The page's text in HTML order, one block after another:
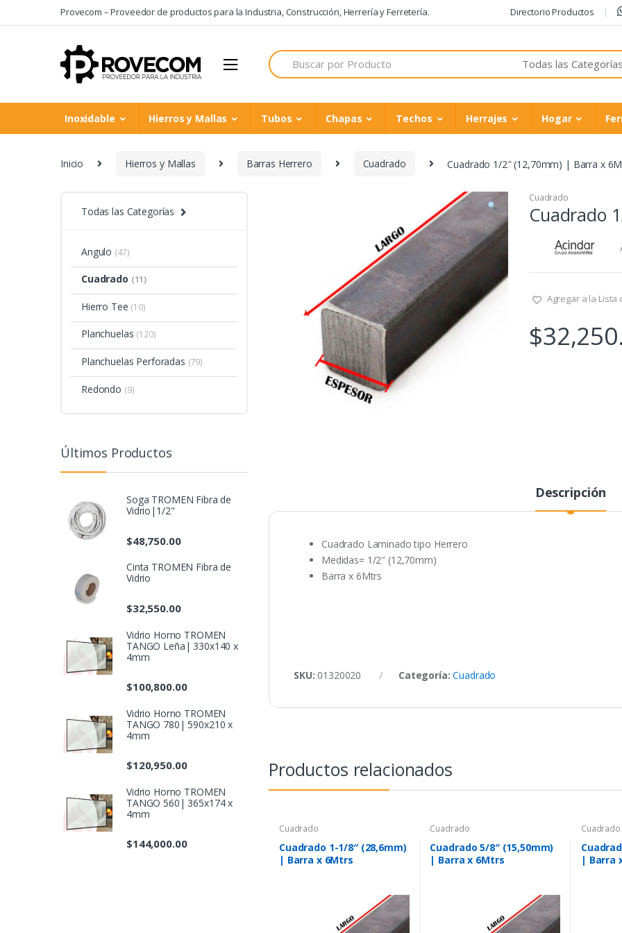
to
to
Provecom – Proveedor de productos para la Industria, Construcción, Herrería y Ferretería. Directorio Productos
Search
for:
Inoxidable Hierros y Mallas Tubos Chapas Techos Herrajes Hogar
Inicio Hierros y Mallas Barras Herrero Cuadrado Cuadrado 1/2″ (12,70mm) | Barra x
Cuadrado
Cuadrado
Agregar a la Lista
$
Descripción
Cuadrado Laminado tipo Herrero
Medidas= 1/2″ (12,70mm)
Barra x 6Mtrs
SKU: 01320020 Categoría:Cuadrado
Productos relacionados
Cuadrado
Cuadrado 1-1/8″ (28,6mm)
| Barra x 6Mtrs
Cuadrado
Cuadrado 5/8″ (15,50mm)
| Barra x 6Mtrs
Cuadrado
| Barra
Todas las Categorías
Angulo (47)
Cuadrado (11)
Hierro Tee (10)
Planchuelas (120)
Planchuelas Perforadas (79)
Redondo (9)
Últimos Productos
Soga TROMEN Fibra de
Vidrio|1/2"
$48,750.00
Cinta TROMEN Fibra de
Vidrio
$32,550.00
Vidrio Horno TROMEN
TANGO Leña| 330x140 x
4mm
$100,800.00
Vidrio Horno TROMEN
TANGO 780| 590x210 x
4mm
$120,950.00
Vidrio Horno TROMEN
TANGO 560| 365x174 x
4mm
$144,000.00